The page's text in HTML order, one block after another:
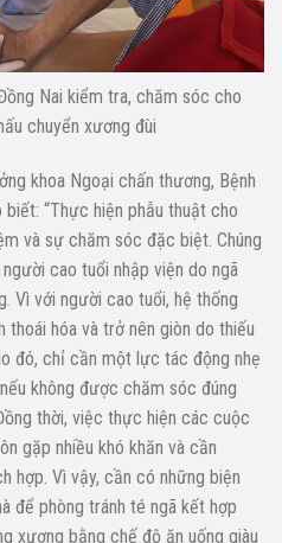
Nai kiểm tra, chăm sóc cho
chuyển xương đùi
khoa Ngoại chấn thương, Bệnh
“Thực hiện phẫu thuật cho
và sự chăm sóc đặc biệt. Chúng
cao tuổi nhập viện do ngã
Vì với người cao tuổi, hệ thống
thoái hóa và trở nên giòn do thiếu
đó, chỉ cần một lực tác động nhẹ
không được chăm sóc đúng
thời, việc thực hiện các cuộc
gặp nhiều khó khăn và cần
hợp. Vì vậy, cần có những biện
để phòng tránh té ngã kết hợp
xương bằng chế độ ăn uống giàu